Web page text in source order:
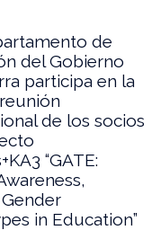
de
del Gobierno
participa en la
de los socios
“GATE:
in Education”